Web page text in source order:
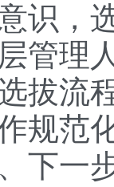
识，
管理
拔流
规范
一步